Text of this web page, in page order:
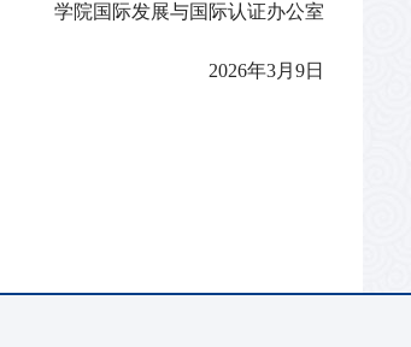
学院国际发展与国际认证办公室
2026年3月 9日